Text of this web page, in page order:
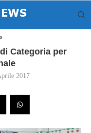
Categoria per
2017